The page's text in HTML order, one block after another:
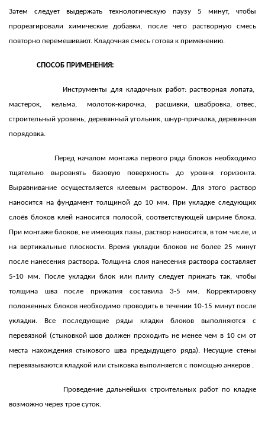
Затем следует выдержать технологическую паузу 5 минут, чтобы
прореагировали химические добавки, после чего растворную смесь
повторно перемешивают. Кладочная смесь готова к применению.
СПОСОБ ПРИМЕНЕНИЯ:
Инструменты для кладочных работ: растворная лопата,
мастерок, кельма, молоток-кирочка, расшивки, швабровка, отвес,
строительный уровень, деревянный угольник, шнур-причалка, деревянная
порядовка.
Перед началом монтажа первого ряда блоков необходимо
тщательно выровнять базовую поверхность до уровня горизонта.
Выравнивание осуществляется клеевым раствором. Для этого раствор
наносится на фундамент толщиной до 10 мм. При укладке следующих
слоёв блоков клей наносится полосой, соответствующей ширине блока.
При монтаже блоков, не имеющих пазы, раствор наносится, в том числе, и
на вертикальные плоскости. Время укладки блоков не более 25 минут
после нанесения раствора. Толщина слоя нанесения раствора составляет
5-10 мм. После укладки блок или плиту следует прижать так, чтобы
толщина шва после прижатия составила 3-5 мм. Корректировку
положенных блоков необходимо проводить в течении 10-15 минут после
укладки. Все последующие ряды кладки блоков выполняются с
перевязкой (стыковкой шов должен проходить не менее чем в 10 см от
места нахождения стыкового шва предыдущего ряда). Несущие стены
перевязываются кладкой или стыковка выполняется с помощью анкеров .
Проведение дальнейших строительных работ по кладке
возможно через трое суток.